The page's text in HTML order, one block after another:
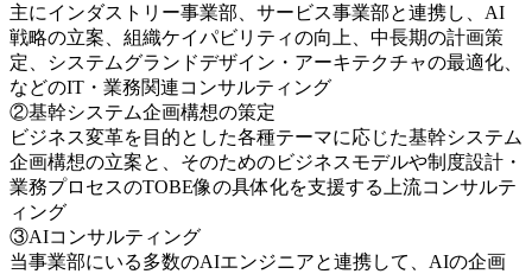
主にインダストリー事業部、サービス事業部と連携し、AI
戦略の立案、組織ケイパビリティの向上、中長期の計画策
定、システムグランドデザイン・アーキテクチャの最適化、
などのIT・業務関連コンサルティング
②基幹システム企画構想の策定
ビジネス変革を目的とした各種テーマに応じた基幹システム
企画構想の立案と、そのためのビジネスモデルや制度設計・
業務プロセスのTOBE像の具体化を支援する上流コンサルテ
ィング
③AIコンサルティング
当事業部にいる多数のAIエンジニアと連携して、AIの企画